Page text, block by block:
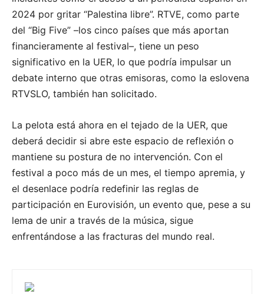
2024 por gritar “Palestina libre”. RTVE, como parte
del “Big Five” –los cinco países que más aportan
financieramente al festival–, tiene un peso
significativo en la UER, lo que podría impulsar un
debate interno que otras emisoras, como la eslovena
RTVSLO, también han solicitado.
La pelota está ahora en el tejado de la UER, que
deberá decidir si abre este espacio de reflexión o
mantiene su postura de no intervención. Con el
festival a poco más de un mes, el tiempo apremia, y
el desenlace podría redefinir las reglas de
participación en Eurovisión, un evento que, pese a su
lema de unir a través de la música, sigue
enfrentándose a las fracturas del mundo real.